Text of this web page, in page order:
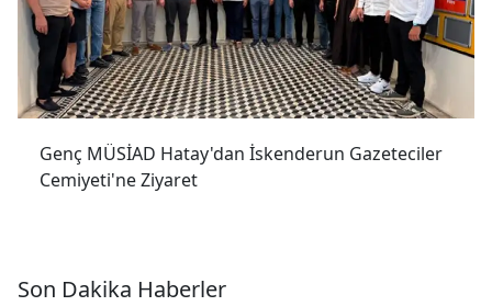
Genç MÜSİAD Hatay'dan İskenderun Gazeteciler
Cemiyeti'ne Ziyaret
Son Dakika Haberler